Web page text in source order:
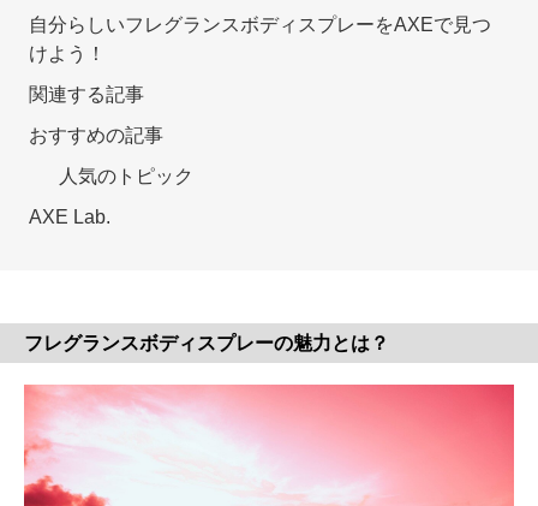
自分らしいフレグランスボディスプレーをAXEで見つ
けよう！
関連する記事
おすすめの記事
人気のトピック
AXE Lab.
フレグランスボディスプレーの魅力とは？